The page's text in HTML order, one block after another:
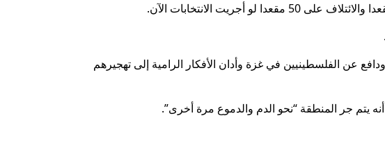
عن الفلسطينيين في غزة وأدان الأفكار الرامية إلى تهجيرهم
يتم جر المنطقة “نحو الدم والدموع مرة أخرى”.